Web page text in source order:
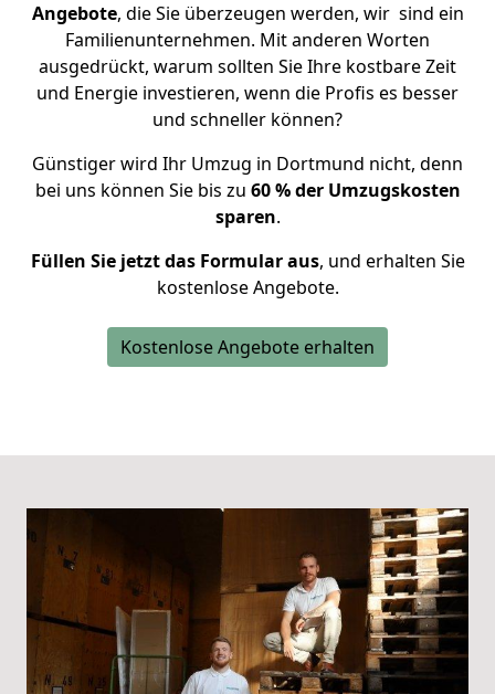
Angebote, die Sie überzeugen werden, wir sind ein
Familienunternehmen. Mit anderen Worten
ausgedrückt, warum sollten Sie Ihre kostbare Zeit
und Energie investieren, wenn die Profis es besser
und schneller können?
Günstiger wird Ihr Umzug in Dortmund nicht, denn
bei uns können Sie bis zu 60 % der Umzugskosten
sparen.
Füllen Sie jetzt das Formular aus, und erhalten Sie
kostenlose Angebote.
Kostenlose Angebote erhalten